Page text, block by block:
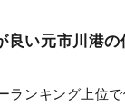
良い元市川港
ランキング上位で